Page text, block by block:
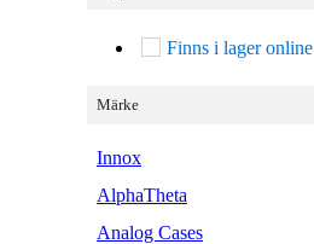
Finns i lager online
Märke
Innox
AlphaTheta
Analog Cases